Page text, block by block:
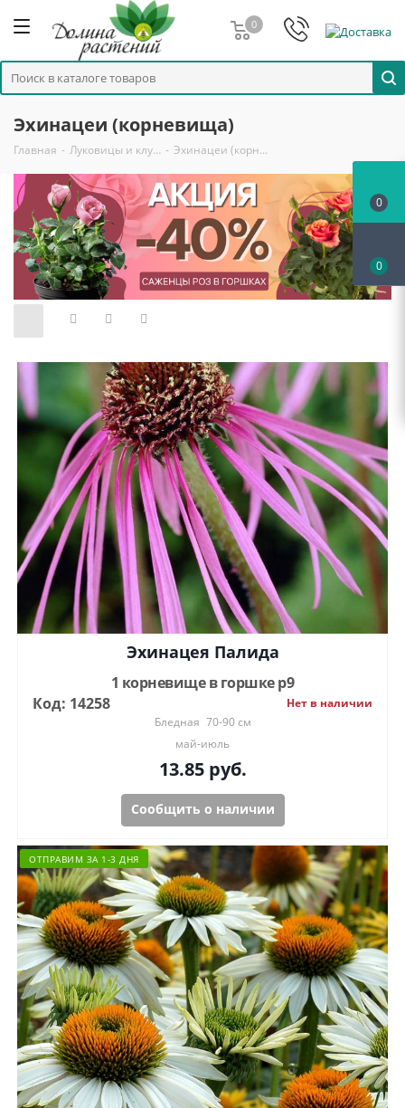
0
Эхинацеи (корневища)
Главная - Луковицы и клу… - Эхинацеи (корн…
Эхинацея Палида
1 корневище в горшке р9
Код: 14258
Нет в наличии
Бледная 70-90 см
май-июль
13.85руб.
Сообщить о наличии
ОТПРАВИМ ЗА 1-3 ДНЯ
0
0